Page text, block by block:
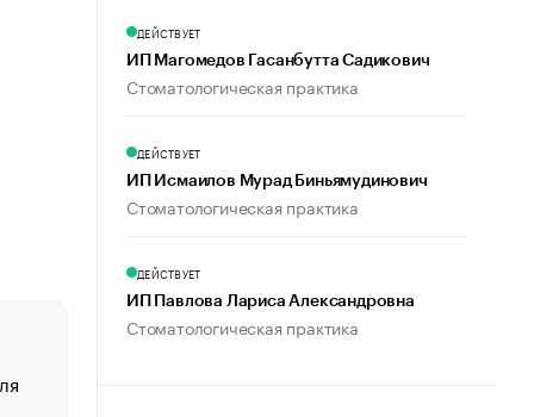
ДЕЙСТВУЕТ
ИП Магомедов Гасанбутта Садикович
Стоматологическая практика
ДЕЙСТВУЕТ
ИП Исмаилов Мурад Биньямудинович
Стоматологическая практика
ДЕЙСТВУЕТ
ИП Павлова Лариса Александровна
Стоматологическая практика